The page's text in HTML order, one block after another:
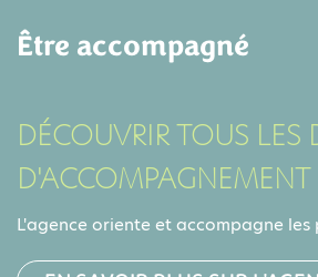
Être accompagné
DÉCOUVRIR TOUS LES
D'ACCOMPAGNEMENT
L'agence oriente et accompagne